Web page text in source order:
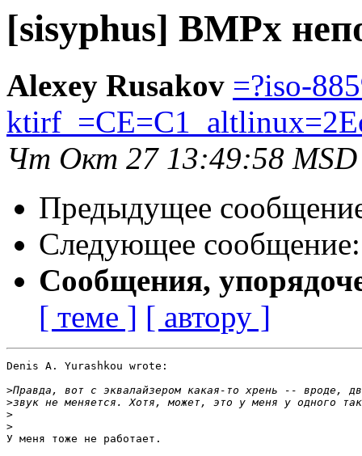
[sisyphus] BMPx
Alexey Rusakov =?iso-
Чт Окт 27 13:49:58 MSD
Предыдущее
Следующее
Сообщения,
[ теме ] [ автору ]
Denis A. Yurashkou wrote:
>
>
>
>
У меня тоже не работает.